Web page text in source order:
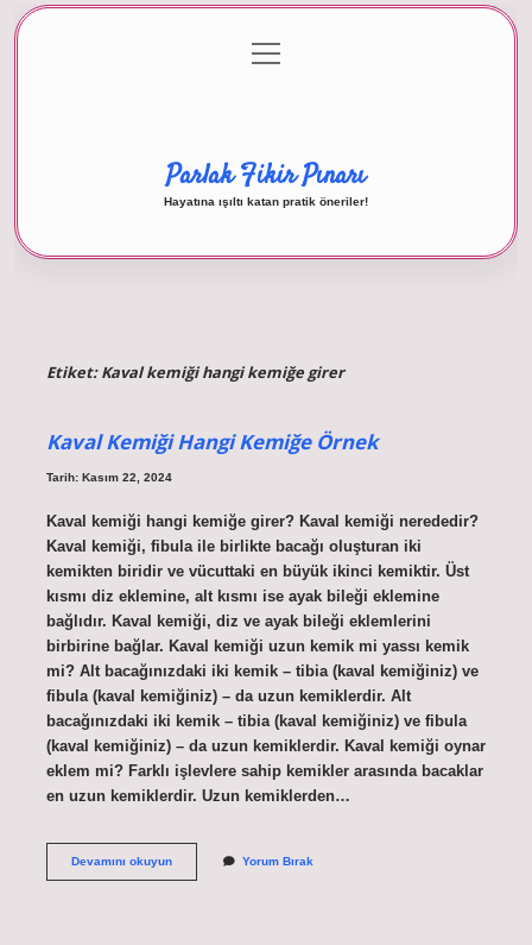
Gizlilik Politikası
menüyü
aç
Parlak Fikir Pınarı
Hayatına ışıltı katan pratik öneriler!
Etiket:Kaval kemiği hangi kemiğe girer
Kaval Kemiği Hangi Kemiğe Örnek
Tarih: Kasım 22, 2024
Kaval kemiği hangi kemiğe girer? Kaval kemiği nerededir?
Kaval kemiği, fibula ile birlikte bacağı oluşturan iki
kemikten biridir ve vücuttaki en büyük ikinci kemiktir. Üst
kısmı diz eklemine, alt kısmı ise ayak bileği eklemine
bağlıdır. Kaval kemiği, diz ve ayak bileği eklemlerini
birbirine bağlar. Kaval kemiği uzun kemik mi yassı kemik
mi? Alt bacağınızdaki iki kemik – tibia (kaval kemiğiniz) ve
fibula (kaval kemiğiniz) – da uzun kemiklerdir. Alt
bacağınızdaki iki kemik – tibia (kaval kemiğiniz) ve fibula
(kaval kemiğiniz) – da uzun kemiklerdir. Kaval kemiği oynar
eklem mi? Farklı işlevlere sahip kemikler arasında bacaklar
en uzun kemiklerdir. Uzun kemiklerden…
Devamını okuyunKaval
Yorum Bırak